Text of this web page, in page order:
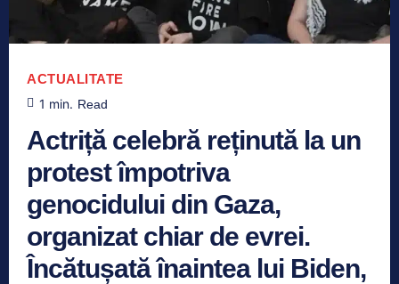
ACTUALITATE
1 min. Read
Actriță celebră reținută la un
protest împotriva
genocidului din Gaza,
organizat chiar de evrei.
Încătușată înaintea lui Biden,